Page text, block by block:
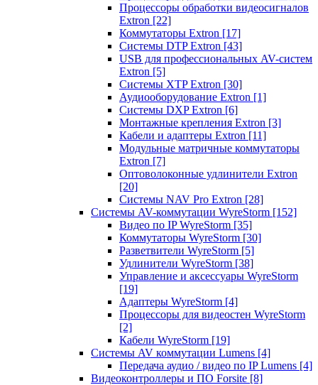
Процессоры обработки видеосигналов
Extron [22]
Коммутаторы Extron [17]
Системы DTP Extron [43]
USB для профессиональных AV-систем
Extron [5]
Системы XTP Extron [30]
Аудиооборудование Extron [1]
Системы DXP Extron [6]
Монтажные крепления Extron [3]
Кабели и адаптеры Extron [11]
Модульные матричные коммутаторы
Extron [7]
Оптоволоконные удлинители Extron
[20]
Системы NAV Pro Extron [28]
Системы AV-коммутации WyreStorm [152]
Видео по IP WyreStorm [35]
Коммутаторы WyreStorm [30]
Разветвители WyreStorm [5]
Удлинители WyreStorm [38]
Управление и аксессуары WyreStorm
[19]
Адаптеры WyreStorm [4]
Процессоры для видеостен WyreStorm
[2]
Кабели WyreStorm [19]
Системы AV коммутации Lumens [4]
Передача аудио / видео по IP Lumens [4]
Видеоконтроллеры и ПО Forsite [8]